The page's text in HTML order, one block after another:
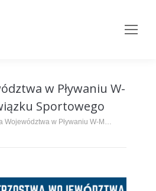
w Pływaniu W-
Sportowego
Województwa w Pływaniu W-M…